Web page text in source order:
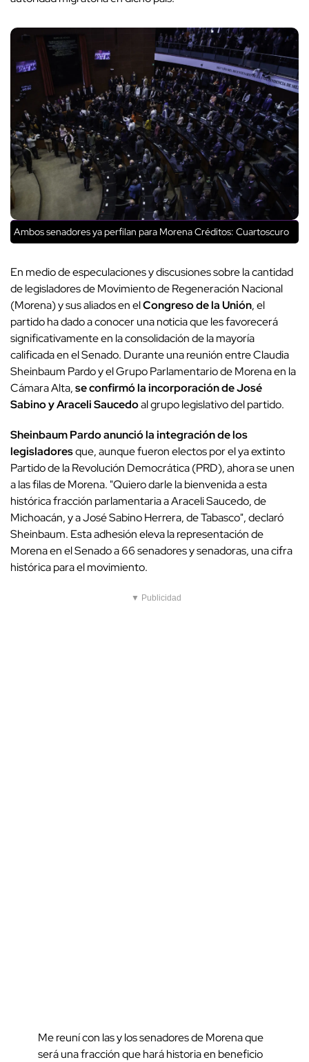
Ambos senadores ya perfilan para MorenaCréditos: Cuartoscuro
En medio de especulaciones y discusiones sobre la cantidad
de legisladores de Movimiento de Regeneración Nacional
(Morena) y sus aliados en elCongreso de la Unión, el
partido ha dado a conocer una noticia que les favorecerá
significativamente en la consolidación de la mayoría
calificada en el Senado. Durante una reunión entre Claudia
Sheinbaum Pardo y el Grupo Parlamentario de Morena en la
Cámara Alta,se confirmó la incorporación de José
Sabino y Araceli Saucedoal grupo legislativo del partido.
Sheinbaum Pardo anunció la integración de los
legisladoresque, aunque fueron electos por el ya extinto
Partido de la Revolución Democrática (PRD), ahora se unen
a las filas de Morena. "Quiero darle la bienvenida a esta
histórica fracción parlamentaria a Araceli Saucedo, de
Michoacán, y a José Sabino Herrera, de Tabasco", declaró
Sheinbaum. Esta adhesión eleva la representación de
Morena en el Senado a 66 senadores y senadoras, una cifra
histórica para el movimiento.
▼ Publicidad
Me reuní con las y los senadores de Morena que
será una fracción que hará historia en beneficio